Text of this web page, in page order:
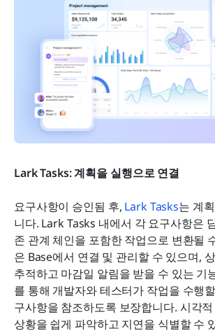
Lark Tasks: 계획을 실행으로 연결
요구사항이 승인됨 후, Lark Tasks는 계
니다. Lark Tasks 내에서 각 요구사항은
존 관계 체인을 포함한 작업으로 변환될
은 Base에서 연결 및 관리할 수 있으며,
추적하고 마감일 알림을 받을 수 있는 기
를 통해 개발자와 테스터가 작업을 수행
구사항을 참조하도록 보장합니다. 시각
상황을 쉽게 파악하고 지연을 식별할 수